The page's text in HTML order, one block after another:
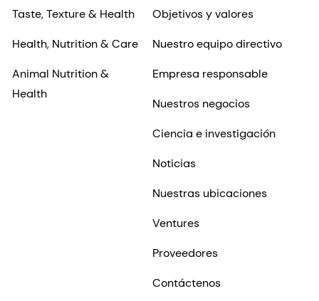
Taste, Texture & Health
Health, Nutrition & Care
Animal Nutrition &
Health
Objetivos y valores
Nuestro equipo directivo
Empresa responsable
Nuestros negocios
Ciencia e investigación
Noticias
Nuestras ubicaciones
Ventures
Proveedores
Contáctenos